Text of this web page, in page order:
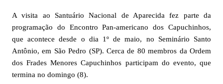
A visita ao Santuário Nacional de Aparecida fez parte da
programação do Encontro Pan-americano dos Capuchinhos,
que acontece desde o dia 1º de maio, no Seminário Santo
Antônio, em São Pedro (SP). Cerca de 80 membros da Ordem
dos Frades Menores Capuchinhos participam do evento, que
termina no domingo (8).